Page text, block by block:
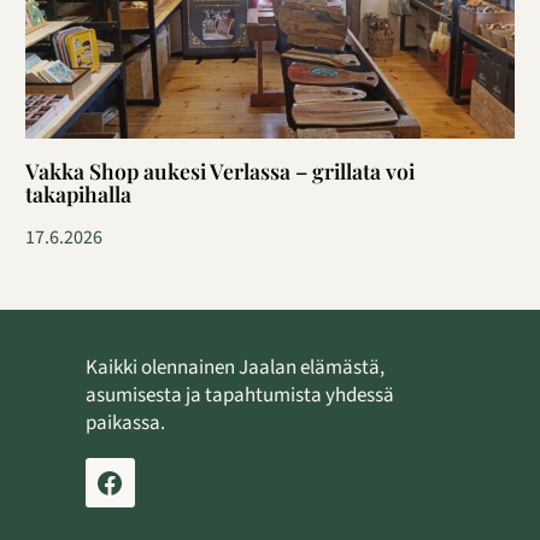
Vakka Shop aukesi Verlassa – grillata voi
takapihalla
17.6.2026
Kaikki olennainen Jaalan elämästä,
asumisesta ja tapahtumista yhdessä
paikassa.